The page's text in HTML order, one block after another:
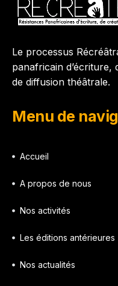
Le processus
panafricain
de diffusion théâtrale.
Menu de
Accueil
A propos de nous
Nos activités
Les éditions antérieures
Nos actualités